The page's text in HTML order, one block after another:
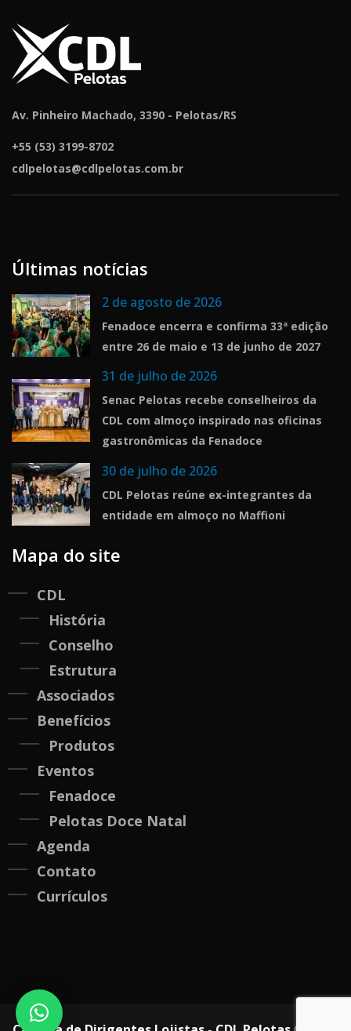
Av. Pinheiro Machado, 3390 - Pelotas/RS
+55 (53) 3199-8702
cdlpelotas@cdlpelotas.com.br
Últimas notícias
2 de agosto de 2026
Fenadoce encerra e confirma 33ª edição
entre 26 de maio e 13 de junho de 2027
31 de julho de 2026
Senac Pelotas recebe conselheiros da
CDL com almoço inspirado nas oficinas
gastronômicas da Fenadoce
30 de julho de 2026
CDL Pelotas reúne ex-integrantes da
entidade em almoço no Maffioni
Mapa do site
CDL
História
Conselho
Estrutura
Associados
Benefícios
Produtos
Eventos
Fenadoce
Pelotas Doce Natal
Agenda
Contato
Currículos